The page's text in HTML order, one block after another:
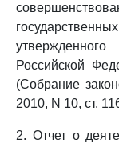
Российской
(Собрание
2010, N 10, ст.
2. Отчет о